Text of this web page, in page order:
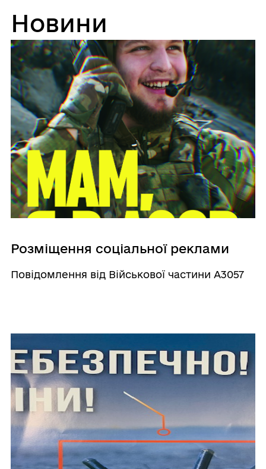
Новини
Розміщення соціальної реклами
Повідомлення від Військової частини А3057